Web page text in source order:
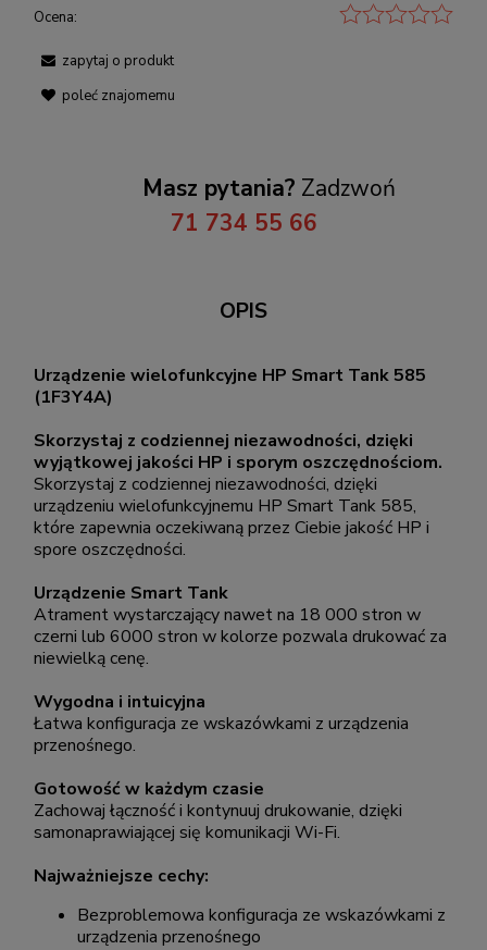
Ocena:
zapytaj o produkt
poleć znajomemu
Masz pytania? Zadzwoń
71 734 55 66
OPIS
Urządzenie wielofunkcyjne HP Smart Tank 585
(1F3Y4A)
Skorzystaj z codziennej niezawodności, dzięki
wyjątkowej jakości HP i sporym oszczędnościom.
Skorzystaj z codziennej niezawodności, dzięki
urządzeniu wielofunkcyjnemu HP Smart Tank 585,
które zapewnia oczekiwaną przez Ciebie jakość HP i
spore oszczędności.
Urządzenie Smart Tank
Atrament wystarczający nawet na 18 000 stron w
czerni lub 6000 stron w kolorze pozwala drukować za
niewielką cenę.
Wygodna i intuicyjna
Łatwa konfiguracja ze wskazówkami z urządzenia
przenośnego.
Gotowość w każdym czasie
Zachowaj łączność i kontynuuj drukowanie, dzięki
samonaprawiającej się komunikacji Wi-Fi.
Najważniejsze cechy:
Bezproblemowa konfiguracja ze wskazówkami z
urządzenia przenośnego